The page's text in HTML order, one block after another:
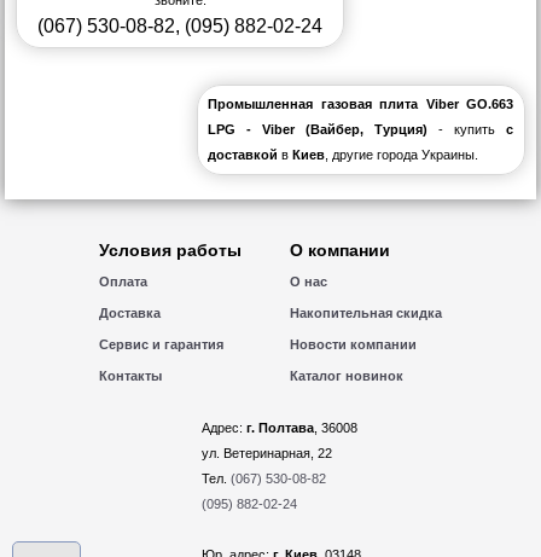
(067) 530-08-82, (095) 882-02-24
Промышленная газовая плита Viber GO.663
LPG - Viber (Вайбер, Турция)- купитьс
доставкой вКиев , другие города Украины.
Условия работы
Оплата
Доставка
Сервис и гарантия
Контакты
О компании
О нас
Накопительная скидка
Новости компании
Каталог новинок
Адрес: г. Полтава, 36008
ул. Ветеринарная, 22
Тел. (067) 530-08-82
(095) 882-02-24